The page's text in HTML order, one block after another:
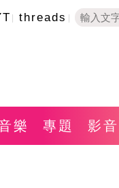
threads
樂 專題 影音